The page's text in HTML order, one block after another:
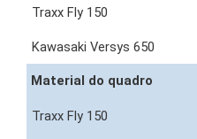
Material do quadro